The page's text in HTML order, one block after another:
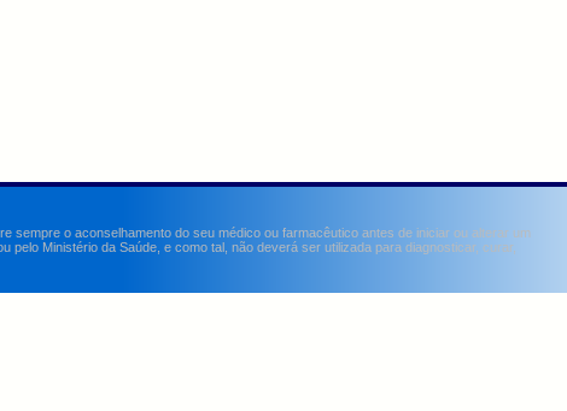
sempre o aconselhamento do seu médico ou farmacêutico antes de iniciar ou alterar um
Ministério da Saúde, e como tal, não deverá ser utilizada para diagnosticar, curar,